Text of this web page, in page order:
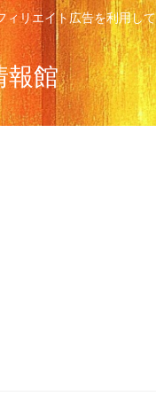
ィリエイト広告を利用し
報館